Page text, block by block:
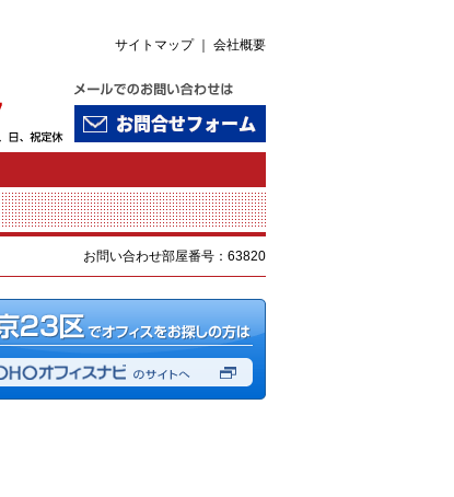
サイトマップ｜ 会社概要
お問い合わせ部屋番号：63820